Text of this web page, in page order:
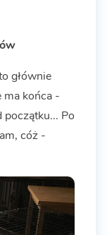
głównie
ma końca -
początku... Po
cóż -